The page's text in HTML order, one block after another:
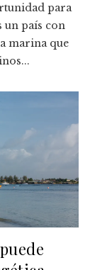
para
un país con
marina que